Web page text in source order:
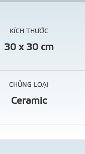
KÍCH THƯỚC
30 x 30 cm
CHỦNG LOẠI
Ceramic